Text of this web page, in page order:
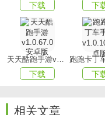
2、游戏场景描绘得栩
不同的体验与乐趣。
3、是一款精彩绝伦且
度自由的建造系统。
游戏玩法
1、支持多人联机与单
下载 下
天天酷跑手游v1.0.67.0安卓版
下载 下
相关文章